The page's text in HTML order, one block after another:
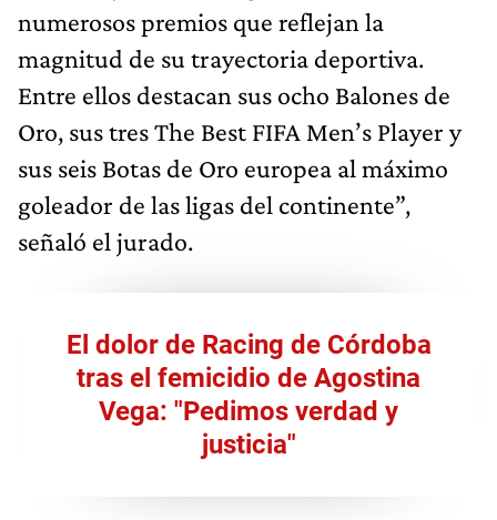
numerosos premios que reflejan la
magnitud de su trayectoria deportiva.
Entre ellos destacan sus ocho Balones de
Oro, sus tres The Best FIFA Men’s Player y
sus seis Botas de Oro europea al máximo
goleador de las ligas del continente”,
señaló el jurado.
El dolor de Racing de Córdoba
tras el femicidio de Agostina
Vega: "Pedimos verdad y
justicia"